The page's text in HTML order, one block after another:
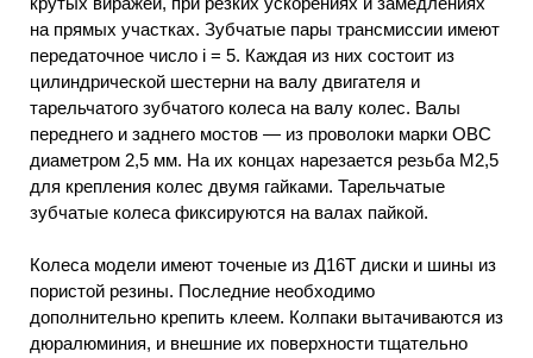
на прямых участках. Зубчатые пары трансмиссии имеют
передаточное число і = 5. Каждая из них состоит из
цилиндрической шестерни на валу двигателя и
тарельчатого зубчатого колеса на валу колес. Валы
переднего и заднего мостов — из проволоки марки ОВС
диаметром 2,5 мм. На их концах нарезается резьба М2,5
для крепления колес двумя гайками. Тарельчатые
зубчатые колеса фиксируются на валах пайкой.
Колеса модели имеют точеные из Д16Т диски и шины из
пористой резины. Последние необходимо
дополнительно крепить клеем. Колпаки вытачиваются из
дюралюминия, и внешние их поверхности тщательно